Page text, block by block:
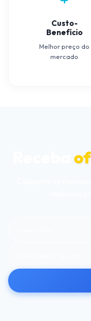
Custo-
Benefício
Melhor preço do
mercado